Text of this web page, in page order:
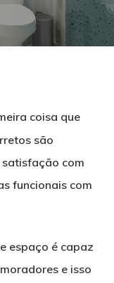
coisa que
são
com
funcionais com
espaço é capaz
e isso